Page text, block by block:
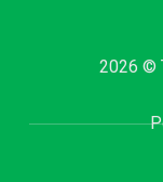
2026 ©